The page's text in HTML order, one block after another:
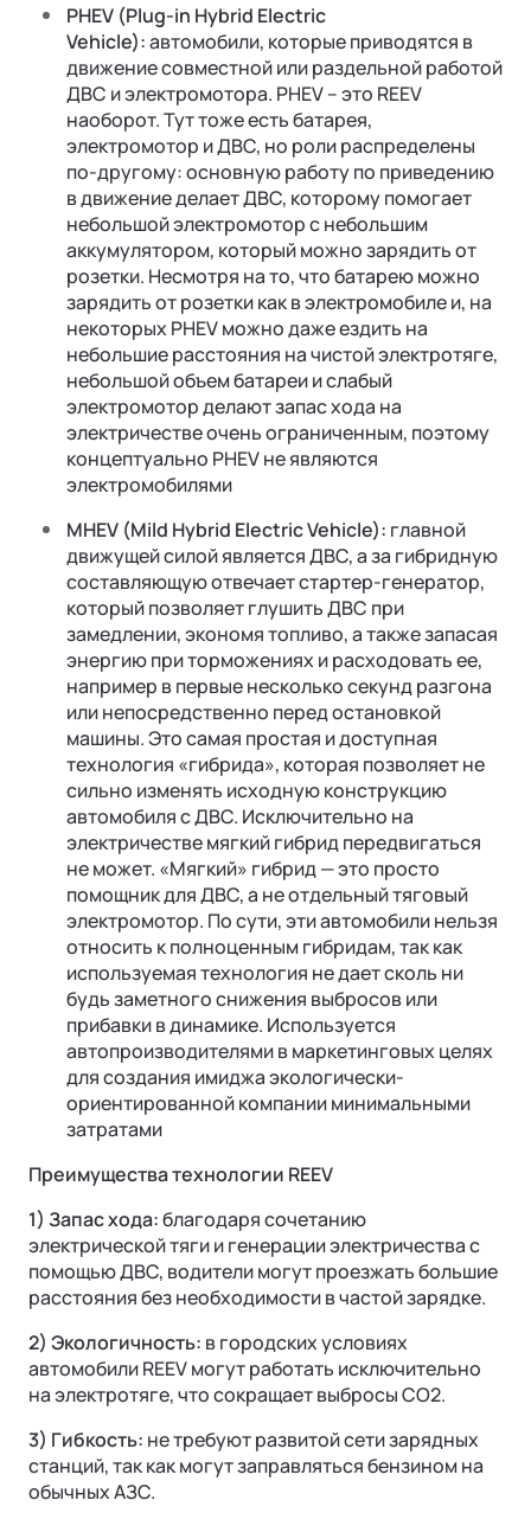
PHEV (Plug-in Hybrid Electric
Vehicle):автомобили, которые приводятся в
движение совместной или раздельной работой
ДВС и электромотора. PHEV – это REEV
наоборот. Тут тоже есть батарея,
электромотор и ДВС, но роли распределены
по-другому: основную работу по приведению
в движение делает ДВС, которому помогает
небольшой электромотор с небольшим
аккумулятором, который можно зарядить от
розетки. Несмотря на то, что батарею можно
зарядить от розетки как в электромобиле и, на
некоторых PHEV можно даже ездить на
небольшие расстояния на чистой электротяге,
небольшой объем батареи и слабый
электромотор делают запас хода на
электричестве очень ограниченным, поэтому
концептуально PHEV не являются
электромобилями
MHEV (Mild Hybrid Electric Vehicle): главной
движущей силой является ДВС, а за гибридную
составляющую отвечает стартер-генератор,
который позволяет глушить ДВС при
замедлении, экономя топливо, а также запасая
энергию при торможениях и расходовать ее,
например в первые несколько секунд разгона
или непосредственно перед остановкой
машины. Это самая простая и доступная
технология «гибрида», которая позволяет не
сильно изменять исходную конструкцию
автомобиля с ДВС. Исключительно на
электричестве мягкий гибрид передвигаться
не может. «Мягкий» гибрид — это просто
помощник для ДВС, а не отдельный тяговый
электромотор. По сути, эти автомобили нельзя
относить к полноценным гибридам, так как
используемая технология не дает сколь ни
будь заметного снижения выбросов или
прибавки в динамике. Используется
автопроизводителями в маркетинговых целях
для создания имиджа экологически-
ориентированной компании минимальными
затратами
Преимущества технологии REEV
1) Запас хода:благодаря сочетанию
электрической тяги и генерации электричества с
помощью ДВС, водители могут проезжать большие
расстояния без необходимости в частой зарядке.
2) Экологичность: в городских условиях
автомобили REEV могут работать исключительно
на электротяге, что сокращает выбросы CO2.
3) Гибкость: не требуют развитой сети зарядных
станций, так как могут заправляться бензином на
обычных АЗС.